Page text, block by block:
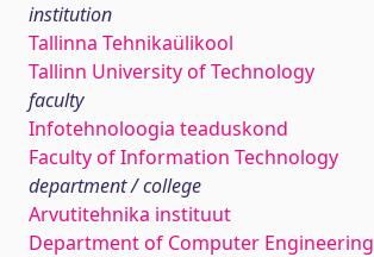
institution
Tallinna Tehnikaülikool
Tallinn University of Technology
faculty
Infotehnoloogia teaduskond
Faculty of Information Technology
department / college
Arvutitehnika instituut
Department of Computer Engineering